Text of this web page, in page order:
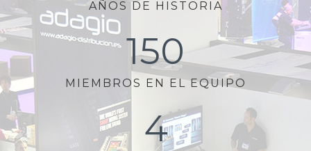
AÑOS DE HISTORIA
150
MIEMBROS EN EL EQUIPO
4